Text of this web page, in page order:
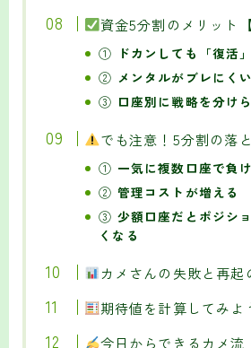
資金5分割のメリット【
① ドカンしても「復活
② メンタルがブレにくい
③ 口座別に戦略を分け
でも注意！5分割の落
① 一気に複数口座で負
② 管理コストが増える
③ 少額口座だとポジシ
くなる
カメさんの失敗と再起
期待値を計算してみよ
今日からできるカメ流